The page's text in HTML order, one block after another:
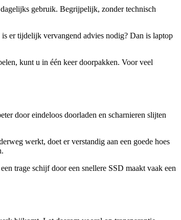
gebruik. Begrijpelijk, zonder technisch
er tijdelijk vervangend advies nodig? Dan is laptop
kunt u in één keer doorpakken. Voor veel
door eindeloos doorladen en scharnieren slijten
werkt, doet er verstandig aan een goede hoes
trage schijf door een snellere SSD maakt vaak een